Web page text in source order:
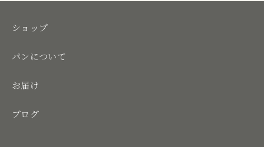
ショップ
パンについて
お届け
ブログ